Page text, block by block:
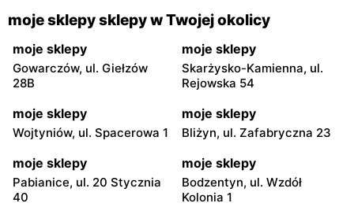
moje sklepy sklepy w Twojej okolicy
moje sklepy
Gowarczów, ul. Giełzów
28B
moje sklepy
Skarżysko-Kamienna, ul.
Rejowska 54
moje sklepy
Wojtyniów, ul. Spacerowa 1
moje sklepy
Bliżyn, ul. Zafabryczna 23
moje sklepy
Pabianice, ul. 20 Stycznia
40
moje sklepy
Bodzentyn, ul. Wzdół
Kolonia 1